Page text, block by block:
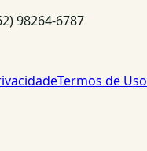
98264-6787
Termos de Uso